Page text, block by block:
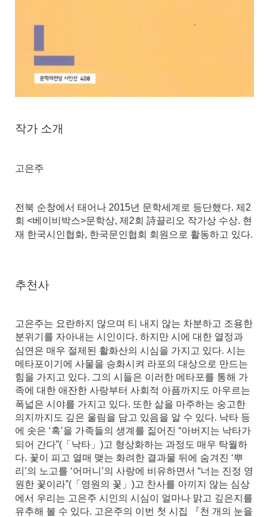
작가 소개
고은주
전북 순창에서 태어나 2015년 문학세계로 등단했다. 제2
회 <베이비박스>문학상, 제2회 詩끌리오 작가상 수상. 현
재 한국시인협화, 한국문인협회 회원으로 활동하고 있다.
추천사
고은주는 요란하지 않으며 티 내지 않는 차분하고 조용한
분위기를 자아내는 시인이다. 하지만 시에 대한 열정과
심연은 매우 절제된 활화산의 시심을 가지고 있다. 시는
메타포이기에 사물을 승화시켜 라포의 대상으로 만드는
힘을 가지고 있다. 그의 시들은 이러한 메타포를 통해 가
족에 대한 애잔한 사랑부터 사회적 아픔까지도 아우르는
폭넓은 시야를 가지고 있다. 또한 삶을 마주하는 숭고한
의지까지도 깊은 울림을 담고 있음을 알 수 있다. 낙타 등
에 솟은 ‘혹’을 가족들의 생계를 짊어진 “아버지는 낙타가
되어 간다”(「낙타」)고 형상화하는 과정도 매우 탁월하
다. 꽃이 피고 열매 맺는 화려한 결과물 뒤에 숨겨진 ‘뿌
리’의 노고를 ‘어머니’의 사랑에 비유하면서 “너는 진정 영
원한 꽃이라”(「영원의 꽃」)고 찬사를 아끼지 않는 심상
에서 우리는 고은주 시인의 시심이 얼마나 맑고 깊은지를
유추해 볼 수 있다. 고은주의 이번 첫 시집 『천 개의 눈을